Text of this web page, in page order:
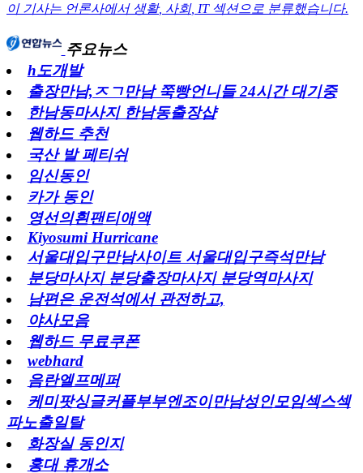
이 기사는 언론사에서 생활, 사회, IT섹션으로 분류했습니다.
주요뉴스
h도개발
출장만남,ㅈㄱ만남 쭉빵언니들 24시간 대기중
한남동마사지 한남동출장샵
웹하드 추천
국산 발 페티쉬
임신동인
카가 동인
영선의흰팬티애액
Kiyosumi Hurricane
서울대입구만남사이트 서울대입구즉석만남
분당마사지 분당출장마사지 분당역마사지
남편은 운전석에서 관전하고,
야사모음
웹하드 무료쿠폰
webhard
음란엘프메퍼
케미팟싱글커플부부엔조이만남성인모임섹스섹
파노출일탈
화장실 동인지
홍대 휴개소